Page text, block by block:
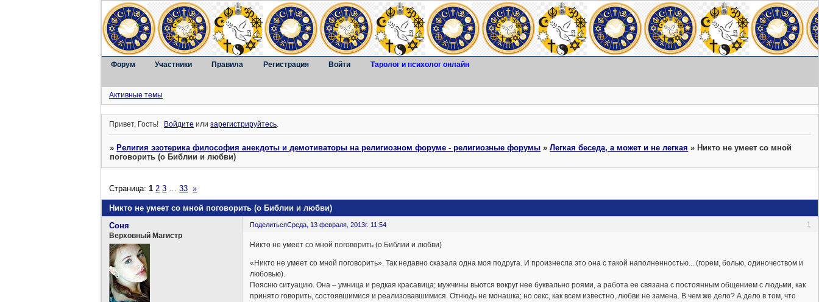
Форум Участники Правила Регистрация Войти Таролог и психолог онлайн
Активные темы
Привет, Гость! Войдите илизарегистрируйтесь.
»Религия эзотерика философия анекдоты и демотиваторы на религиозном форуме - религиозные форумы »Легкая беседа, а может и не легкая »Никто не умеет со мной
поговорить (о Библии и любви)
Никто не умеет со мной поговорить (о Библии и любви)
Страница:1 2 3 33 »
Поделиться 1
Среда, 13 февраля, 2013г. 11:54
Соня
Верховный Магистр
Никто не умеет со мной поговорить (о Библии и любви)
«Никто не умеет со мной поговорить». Так недавно сказала одна моя подруга. И произнесла это она с такой наполненностью... (горем, болью, одиночеством и
любовью).
Поясню ситуацию. Она – умница и редкая красавица; мужчины вьются вокруг нее буквально роями, а работа ее связана с постоянным общением с людьми, как
принято говорить, состоявшимися и реализовавшимися. Отнюдь не монашка; но секс, как всем известно, любви не замена. В чем же дело? А дело в том, что